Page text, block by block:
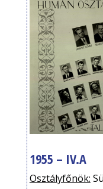
1955 – IV.A
Osztályfőnök: